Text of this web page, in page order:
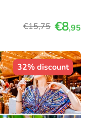
€15,75 €8,95
32% discount